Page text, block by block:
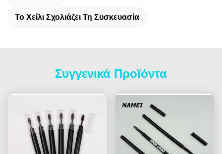
Το Χείλι Σχολιάζει Τη Συσκευασία
Συγγενικά Προϊόντα